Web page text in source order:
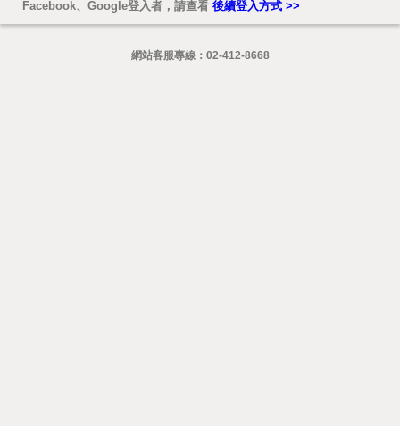
Facebook、Google登入者，請查看 後續登入方式 >>
網站客服專線： 02-412-8668